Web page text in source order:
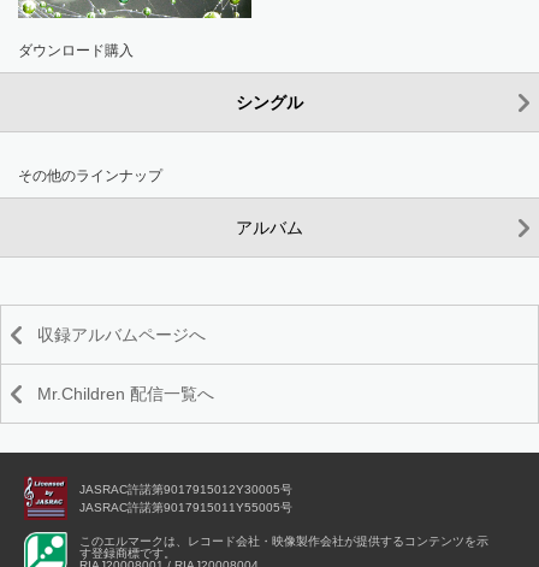
ダウンロード購入
シングル
その他のラインナップ
アルバム
収録アルバムページへ
Mr.Children 配信一覧へ
JASRAC許諾第9017915012Y30005号
JASRAC許諾第9017915011Y55005号
このエルマークは、レコード会社・映像製作会社が提供するコンテンツを示
す登録商標です。